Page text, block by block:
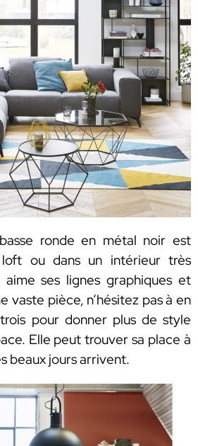
ronde en métal noir est
ou dans un intérieur très
ses lignes graphiques et
vaste pièce, n’hésitez pas à en
pour donner plus de style
Elle peut trouver sa place à
beaux jours arrivent.